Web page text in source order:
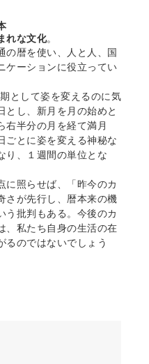
れな文化。
の暦を使い、人と人、国
ケーションに役立ってい
として姿を変えるのに気
とし、新月を月の始めと
右半分の月を経て満月
ごとに姿を変える神秘な
り、１週間の単位とな
に照らせば、「昨今のカ
さが先行し、暦本来の機
う批判もある。今後のカ
、私たち自身の生活の在
るのではないでしょう